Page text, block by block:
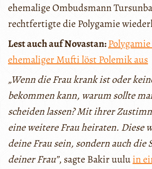
ehemalige Ombudsmann
rechtfertigte die Polygamie
Lest auch auf Novastan:
ehemaliger Mufti löst Polemik aus
„Wenn die Frau krank ist oder
bekommen kann, warum sollte
scheiden lassen? Mit ihrer
eine weitere Frau heiraten. Diese
deine Frau sein, sondern auch die
deiner Frau”, sagte Bakir uuluin